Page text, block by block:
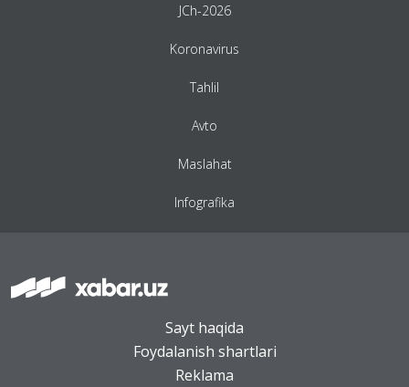
JCh-2026
Koronavirus
Tahlil
Avto
Maslahat
Infografika
Sayt haqida
Foydalanish shartlari
Reklama